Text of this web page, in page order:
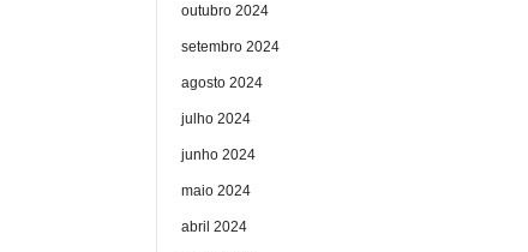
outubro 2024
setembro 2024
agosto 2024
julho 2024
junho 2024
maio 2024
abril 2024